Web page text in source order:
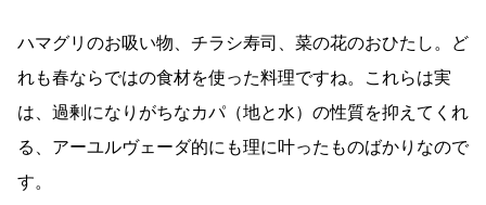
ハマグリのお吸い物、チラシ寿司、菜の花のおひたし。ど
れも春ならではの食材を使った料理ですね。これらは実
は、過剰になりがちなカパ（地と水）の性質を抑えてくれ
る、アーユルヴェーダ的にも理に叶ったものばかりなので
す。